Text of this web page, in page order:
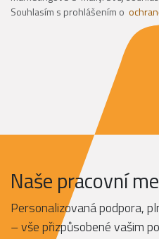
Souhlasím s prohlášením o
Naše pracovní
Personalizovaná podpora,
– vše přizpůsobené vašim